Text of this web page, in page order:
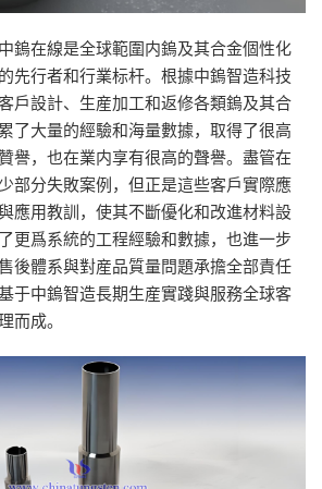
鎢在線是全球範圍内鎢及其合金個性化
先行者和行業标杆。根據中鎢智造科技
戶設計、生産加工和返修各類鎢及其合
了大量的經驗和海量數據，取得了很高
譽，也在業内享有很高的聲譽。盡管在
部分失敗案例，但正是這些客戶實際應
應用教訓，使其不斷優化和改進材料設
更爲系統的工程經驗和數據，也進一步
後體系與對産品質量問題承擔全部責任
于中鎢智造長期生産實踐與服務全球客
而成。